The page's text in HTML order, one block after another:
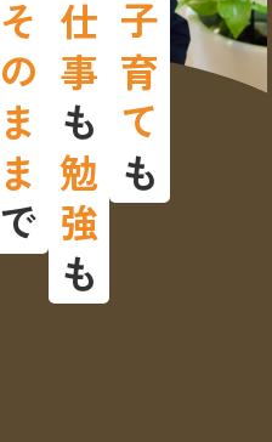
そのまま
で
仕事
も
勉強
も
子育て
も